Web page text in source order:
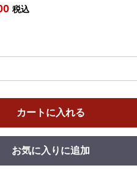
税込
カートに入れる
お気に入りに追加